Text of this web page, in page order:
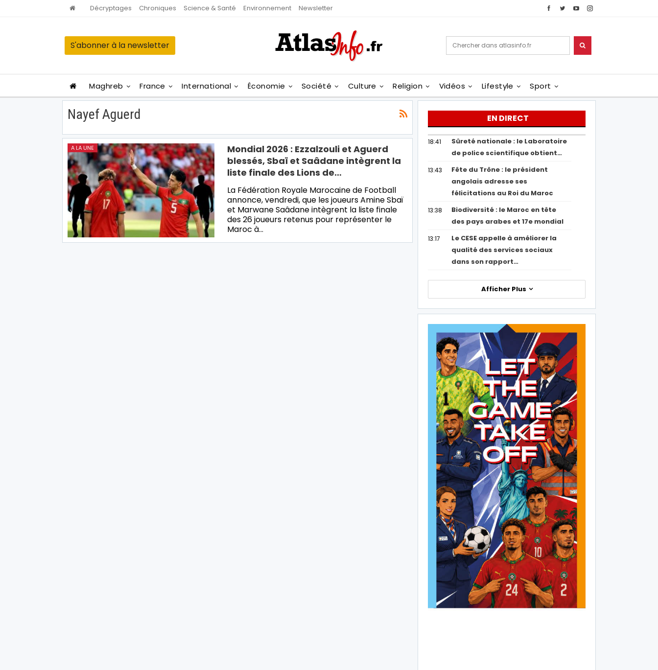
Décryptages Chroniques Science & Santé Environnement Newsletter
S'abonner à la newsletter
Maghreb France International Économie Société Culture Religion Vidéos Lifestyle Sport
Nayef Aguerd
A LA UNE
Mondial 2026 : Ezzalzouli et Aguerd
blessés, Sbaï et Saâdane intègrent la
liste finale des Lions de…
La Fédération Royale Marocaine de Football
annonce, vendredi, que les joueurs Amine Sbaï
et Marwane Saâdane intègrent la liste finale
des 26 joueurs retenus pour représenter le
Maroc à…
EN DIRECT
18:41
Sûreté nationale : le Laboratoire
de police scientifique obtient…
13:43
Fête du Trône : le président
angolais adresse ses
félicitations au Roi du Maroc
13:38
Biodiversité : le Maroc en tête
des pays arabes et 17e mondial
13:17
Le CESE appelle à améliorer la
qualité des services sociaux
dans son rapport…
Afficher Plus